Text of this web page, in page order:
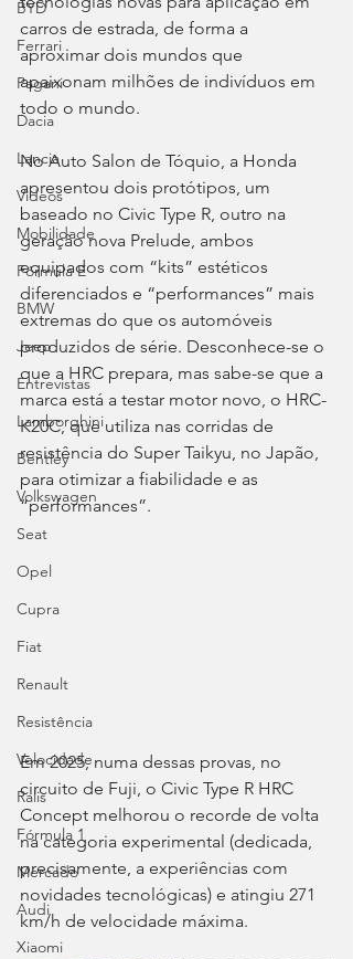
BYD
Ferrari
Pagani
Dacia
Lancia
Videos
Mobilidade
Fórmula E
BMW
Jeep
Entrevistas
Lamborghini
Bentley
Volkswagen
Seat
Opel
Cupra
Fiat
Renault
Resistência
Velocidade
Ralis
Fórmula 1
Mercado
Audi
Xiaomi
carros de estrada, de forma a
aproximar dois mundos que
apaixonam milhões de indivíduos em
todo o mundo.
No Auto Salon de Tóquio, a Honda
apresentou dois protótipos, um
baseado no Civic Type R, outro na
geração nova Prelude, ambos
equipados com “kits” estéticos
diferenciados e “performances” mais
extremas do que os automóveis
produzidos de série. Desconhece-se o
que a HRC prepara, mas sabe-se que a
marca está a testar motor novo, o HRC-
K20C, que utiliza nas corridas de
resistência do Super Taikyu, no Japão,
para otimizar a fiabilidade e as
“performances”.
Em 2025, numa dessas provas, no
circuito de Fuji, o Civic Type R HRC
Concept melhorou o recorde de volta
na categoria experimental (dedicada,
precisamente, a experiências com
novidades tecnológicas) e atingiu 271
km/h de velocidade máxima.